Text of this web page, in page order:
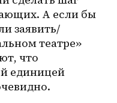
А если бы
заявить/
театре»
что
единицей